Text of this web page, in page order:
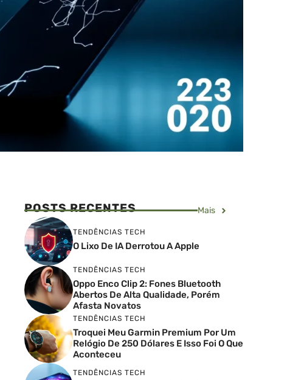
POSTS RECENTES Mais
TENDÊNCIAS TECH
O Lixo De IA Derrotou A Apple
TENDÊNCIAS TECH
Oppo Enco Clip 2: Fones Bluetooth
Abertos De Alta Qualidade, Porém
Afasta Novatos
TENDÊNCIAS TECH
Troquei Meu Garmin Premium Por Um
Relógio De 250 Dólares E Isso Foi O Que
Aconteceu
TENDÊNCIAS TECH